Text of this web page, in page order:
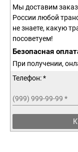
Мы доставим
России любой
не знаете, какую
посоветуем!
Безопасная
При получении,
Телефон: *
(999) 999-99-99 *